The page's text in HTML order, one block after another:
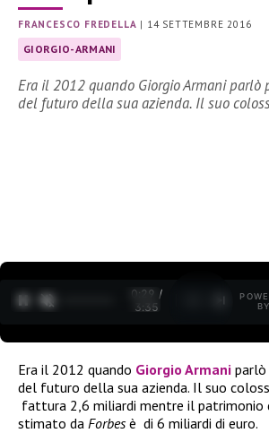
FRANCESCO FREDELLA | 14 SETTEMBRE 2016
GIORGIO-ARMANI
Era il 2012 quando Giorgio Armani parlò
del futuro della sua azienda. Il suo
0:30 /
3:35
BY
Era il 2012 quando Giorgio Armani
del futuro della sua azienda. Il suo
fattura 2,6 miliardi mentre il
stimato da Forbesè di 6 miliardi di euro.